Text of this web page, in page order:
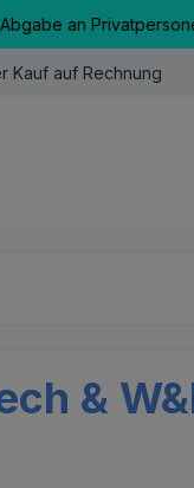
an
Kauf auf Rechnung
&